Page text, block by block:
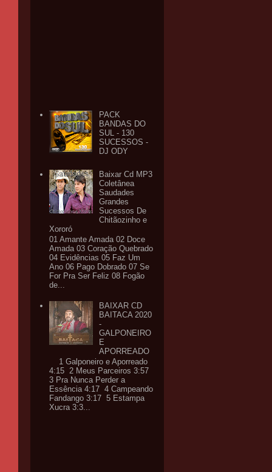
PACK
BANDAS DO
SUL - 130
SUCESSOS -
DJ ODY
Baixar Cd MP3
Coletânea
Saudades
Grandes
Sucessos De
Chitãozinho e
Xororó
01 Amante Amada 02 Doce
Amada 03 Coração Quebrado
04 Evidências 05 Faz Um
Ano 06 Pago Dobrado 07 Se
For Pra Ser Feliz 08 Fogão
de...
BAIXAR CD
BAITACA 2020
-
GALPONEIRO
E
APORREADO
1 Galponeiro e Aporreado
4:15 2 Meus Parceiros 3:57
3 Pra Nunca Perder a
Essência 4:17 4 Campeando
Fandango 3:17 5 Estampa
Xucra 3:3...